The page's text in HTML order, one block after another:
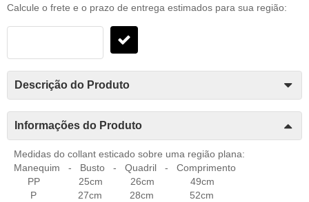
Calcule o frete e o prazo de entrega estimados para sua região:
Descrição do Produto
Informações do Produto
Medidas do collant esticado sobre uma região plana:
Manequim - Busto - Quadril - Comprimento
PP 25cm 26cm 49cm
P 27cm 28cm 52cm